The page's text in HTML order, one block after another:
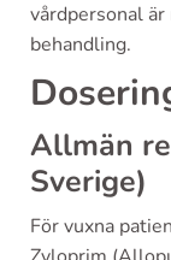
vårdpersonal
behandling.
Allmän
Sverige)
För vuxna